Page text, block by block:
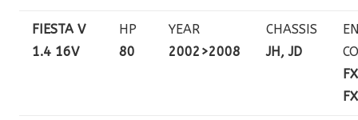
FIESTA V
1.4 16V
HP
80
YEAR
2002>2008
CHASSIS
JH, JD